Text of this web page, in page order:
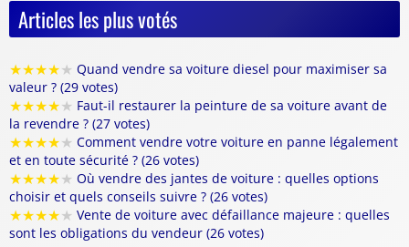
Articles les plus votés
★★★★★ Quand vendre sa voiture diesel pour maximiser sa
valeur ? (29 votes)
★★★★★ Faut-il restaurer la peinture de sa voiture avant de
la revendre ? (27 votes)
★★★★★ Comment vendre votre voiture en panne légalement
et en toute sécurité ? (26 votes)
★★★★★ Où vendre des jantes de voiture : quelles options
choisir et quels conseils suivre ? (26 votes)
★★★★★ Vente de voiture avec défaillance majeure : quelles
sont les obligations du vendeur (26 votes)